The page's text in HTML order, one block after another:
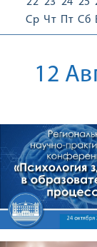
Ср Чт Пт Сб
12